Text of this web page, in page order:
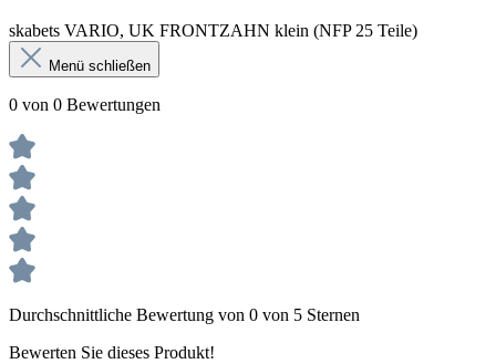
skabets VARIO, UK FRONTZAHN klein (NFP 25 Teile)
Menü schließen
0 von 0 Bewertungen
Durchschnittliche Bewertung von 0 von 5 Sternen
Bewerten Sie dieses Produkt!